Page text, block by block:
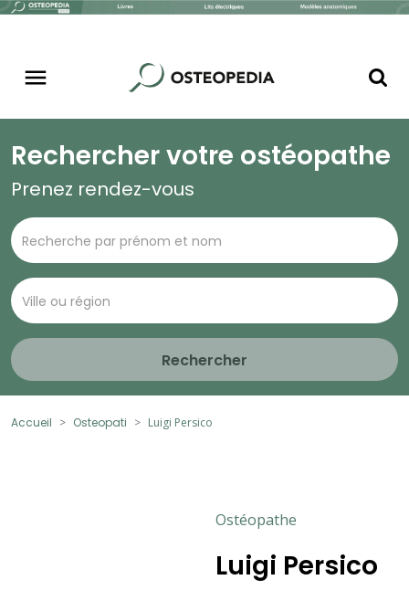
Rechercher votre ostéopathe
Prenez rendez-vous
Rechercher
Accueil Osteopati Luigi Persico
Ostéopathe
Luigi Persico